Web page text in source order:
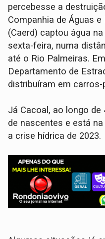
percebesse a
Companhia de Águas
(Caerd) captou água
sexta-feira, numa
até o Rio Palmeiras.
Departamento de
distribuíram em
Já Cacoal, ao longo
de nascentes e está
a crise hídrica de 2023.